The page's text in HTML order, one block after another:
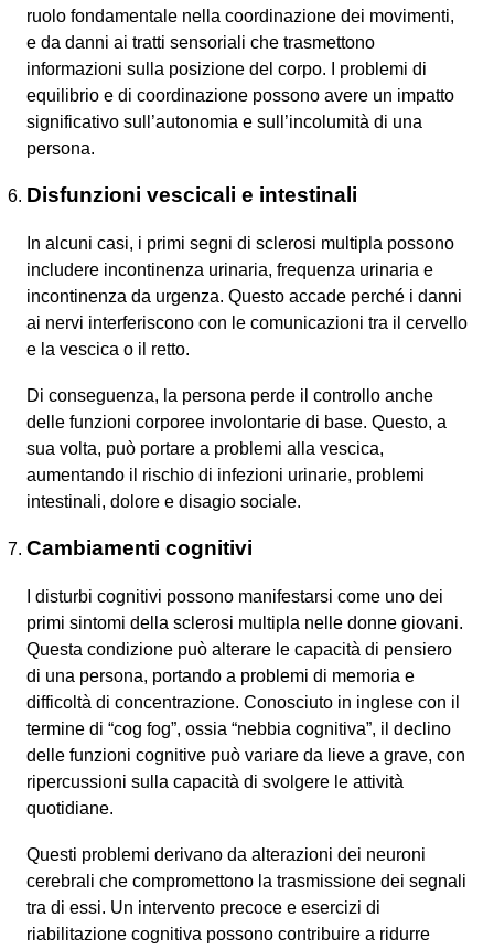
ruolo fondamentale nella coordinazione dei movimenti,
e da danni ai tratti sensoriali che trasmettono
informazioni sulla posizione del corpo. I problemi di
equilibrio e di coordinazione possono avere un impatto
significativo sull’autonomia e sull’incolumità di una
persona.
Disfunzioni vescicali e intestinali
In alcuni casi, i primi segni di sclerosi multipla possono
includere incontinenza urinaria, frequenza urinaria e
incontinenza da urgenza. Questo accade perché i danni
ai nervi interferiscono con le comunicazioni tra il cervello
e la vescica o il retto.
Di conseguenza, la persona perde il controllo anche
delle funzioni corporee involontarie di base. Questo, a
sua volta, può portare a problemi alla vescica,
aumentando il rischio di infezioni urinarie, problemi
intestinali, dolore e disagio sociale.
Cambiamenti cognitivi
I disturbi cognitivi possono manifestarsi come uno dei
primi sintomi della sclerosi multipla nelle donne giovani.
Questa condizione può alterare le capacità di pensiero
di una persona, portando a problemi di memoria e
difficoltà di concentrazione. Conosciuto in inglese con il
termine di “cog fog”, ossia “nebbia cognitiva”, il declino
delle funzioni cognitive può variare da lieve a grave, con
ripercussioni sulla capacità di svolgere le attività
quotidiane.
Questi problemi derivano da alterazioni dei neuroni
cerebrali che compromettono la trasmissione dei segnali
tra di essi. Un intervento precoce e esercizi di
riabilitazione cognitiva possono contribuire a ridurre